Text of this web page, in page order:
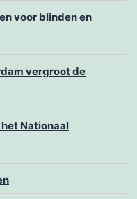
voor blinden en
vergroot de
Nationaal